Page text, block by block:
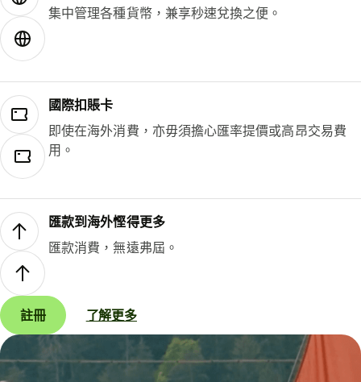
集中管理各種貨幣，兼享秒速兌換之便。
國際扣賬卡
即使在海外消費，亦毋須擔心匯率提價或高昂交易費
用。
匯款到海外慳得更多
匯款消費，無遠弗屆。
註冊 了解更多